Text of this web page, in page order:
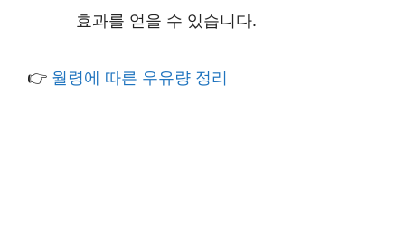
효과를 얻을 수 있습니다.
👉 월령에 따른 우유량 정리